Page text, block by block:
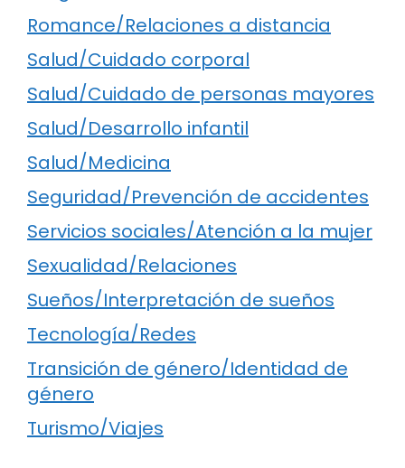
Romance/Relaciones a distancia
Salud/Cuidado corporal
Salud/Cuidado de personas mayores
Salud/Desarrollo infantil
Salud/Medicina
Seguridad/Prevención de accidentes
Servicios sociales/Atención a la mujer
Sexualidad/Relaciones
Sueños/Interpretación de sueños
Tecnología/Redes
Transición de género/Identidad de
género
Turismo/Viajes